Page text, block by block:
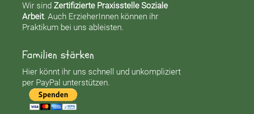
Wir sind Zertifizierte Praxisstelle Soziale
Arbeit. Auch ErzieherInnen können ihr
Praktikum bei uns ableisten.
Familien stärken
Hier könnt ihr uns schnell und unkompliziert
per PayPal unterstützen.